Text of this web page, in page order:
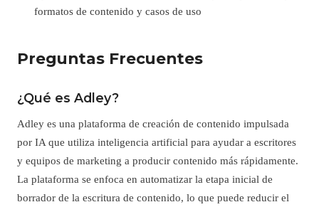
formatos de contenido y casos de uso
Preguntas Frecuentes
¿Qué es Adley?
Adley es una plataforma de creación de contenido impulsada
por IA que utiliza inteligencia artificial para ayudar a escritores
y equipos de marketing a producir contenido más rápidamente.
La plataforma se enfoca en automatizar la etapa inicial de
borrador de la escritura de contenido, lo que puede reducir el